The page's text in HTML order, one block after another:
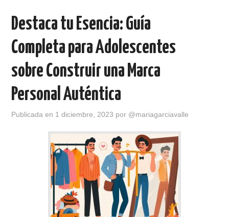
Destaca tu Esencia: Guía
Completa para Adolescentes
sobre Construir una Marca
Personal Auténtica
Publicada en 1 diciembre, 2023 por @mariagarciavalle